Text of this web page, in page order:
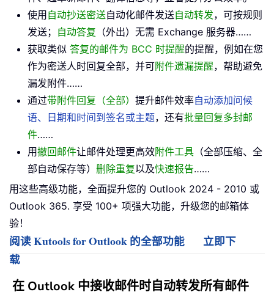
使用 自动抄送密送自动化邮件发送自动转发，可按规则
发送； 自动答复 （外出）无需 Exchange 服务器……
获取类似 答复的邮件为 BCC 时提醒的提醒，例如在您
作为密送人时回复全部，并可附件遗漏提醒，帮助避免
漏发附件……
通过带附件回复（全部） 提升邮件效率自动添加问候
语、日期和时间到签名或主题，还有批量回复多封邮
件……
用撤回邮件让邮件处理更高效附件工具 （全部压缩、全
部自动保存等） 删除重复以及快速报告……
用这些高级功能，全面提升您的 Outlook 2024 - 2010 或
Outlook 365. 享受 100+ 项强大功能，升级您的邮箱体
验！
阅读 Kutools for Outlook 的全部功能
立即下
载
在 Outlook 中接收邮件时自动转发所有邮件